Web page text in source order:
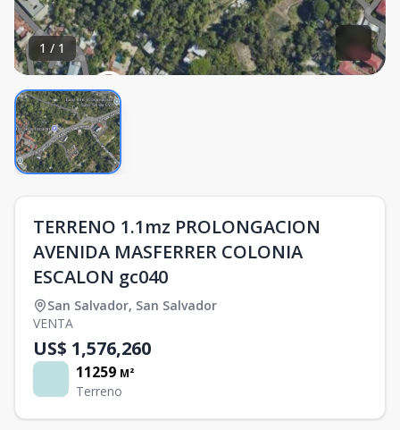
1 / 1
TERRENO 1.1mz PROLONGACION
AVENIDA MASFERRER COLONIA
ESCALON gc040
San Salvador, San Salvador
VENTA
US$ 1,576,260
11259 M²
Terreno